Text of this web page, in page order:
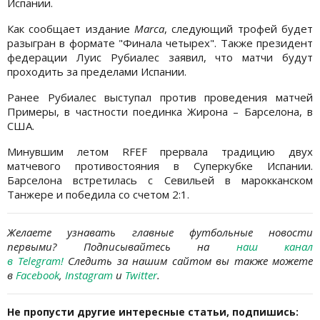
Испании.
Как сообщает издание Marca, следующий трофей будет
разыгран в формате "Финала четырех". Также президент
федерации Луис Рубиалес заявил, что матчи будут
проходить за пределами Испании.
Ранее Рубиалес выступал против проведения матчей
Примеры, в частности поединка Жирона – Барселона, в
США.
Минувшим летом RFEF прервала традицию двух
матчевого противостояния в Суперкубке Испании.
Барселона встретилась с Севильей в марокканском
Танжере и победила со счетом 2:1.
Желаете узнавать главные футбольные новости
первыми? Подписывайтесь на наш канал
в Telegram!Следить за нашим сайтом вы также можете
в Facebook, Instagram и Twitter.
Не пропусти другие интересные статьи, подпишись: